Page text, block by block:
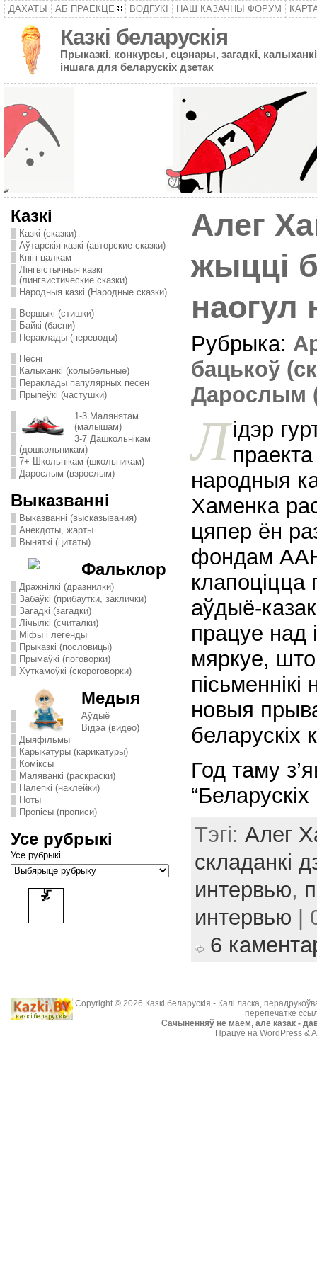
ДАХАТЫ АБ ПРАЕКЦЕ ВОДГУКІ НАШ КАЗАЧНЫ ФОРУМ
Казкі беларускія
Прыказкі, конкурсы, сцэнары, загадкі,
іншага для беларускіх дзетак
Казкі
Казкі (сказки)
Аўтарскія казкі (авторские сказки)
Кнігі цалкам
Лінгвістычныя казкі
(лингвистические сказки)
Народныя казкі (Народные сказки)
Вершыкі (стишки)
Байкі (басни)
Пераклады (переводы)
Песні
Калыханкі (колыбельные)
Пераклады папулярных песен
Прыпеўкі (частушки)
1-3 Малянятам
(малышам)
3-7 Дашкольнікам
(дошкольникам)
7+ Школьнікам (школьникам)
Дарослым (взрослым)
Выказванні
Выказванні (высказывания)
Анекдоты, жарты
Выняткі (цитаты)
Фальклор
Дражнілкі (дразнилки)
Забаўкі (прибаутки, заклички)
Загадкі (загадки)
Лічылкі (считалки)
Міфы і легенды
Прыказкі (пословицы)
Прымаўкі (поговорки)
Хуткамоўкі (скороговорки)
Медыя
Аўдыё
Відэа (видео)
Дыяфільмы
Карыкатуры (карикатуры)
Комiксы
Маляванкі (раскраски)
Налепкі (наклейки)
Ноты
Пропісы (прописи)
Усе рубрыкі
Усе рубрыкі
Алег
жыцці
наогул
Рубрыка:
бацькоў
Дарослым
Л ідэр
народныя
Хаменка
цяпер ён
фондам
клапоціцца
аўдыё-
працуе над
мяркуе, што
новыя
беларускіх
Год таму
Тэгі: Алег
складанкі
интервью,
интервью |
6
Copyright © 2026 Казкі беларускія - Калі ласка,
перепечатке
Cачыненняў не маем, але казак -
Працуе на WordPress &